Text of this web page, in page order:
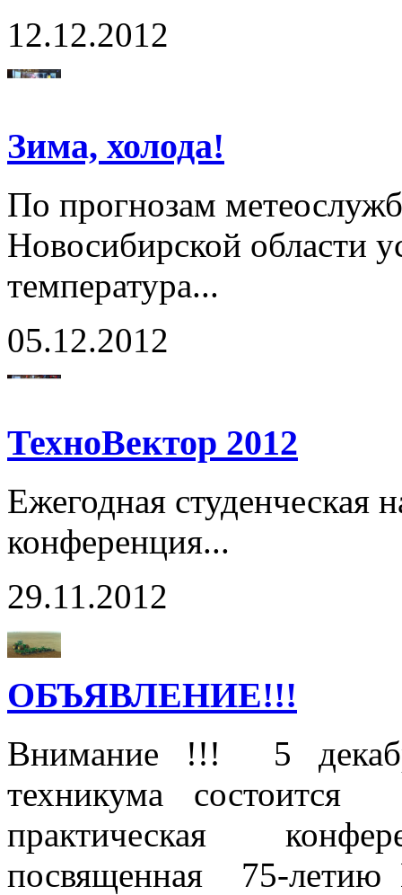
12.12.2012
Зима, холода!
По прогнозам
Новосибирской области
температура...
05.12.2012
ТехноВектор 2012
Ежегодная студенческая
конференция...
29.11.2012
ОБЪЯВЛЕНИЕ!!!
Внимание !!! 5
техникума состоится
практическая
посвященная 75-летию